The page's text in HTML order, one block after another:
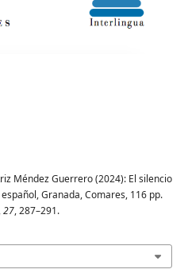
Méndez Guerrero (2024): El silencio
Granada, Comares, 116 pp.
,27, 287–291.